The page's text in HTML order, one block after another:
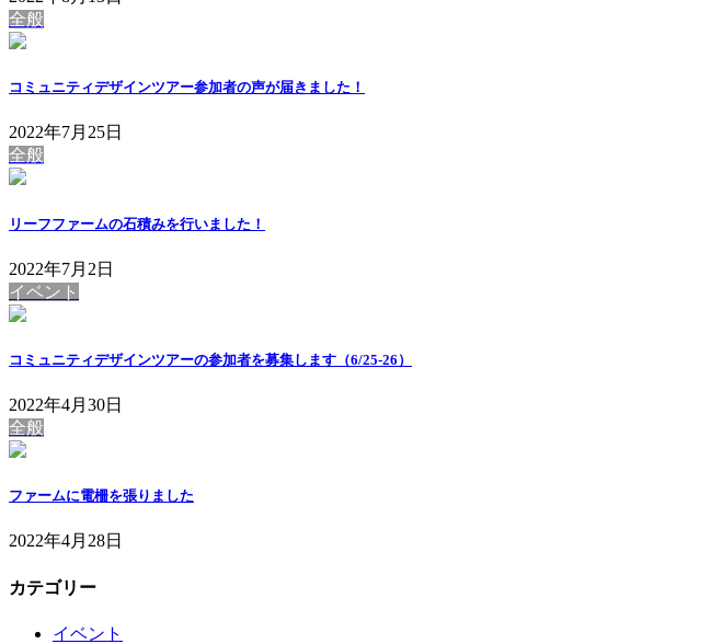
全般
コミュニティデザインツアー参加者の声が届きました！
2022年7月25日
全般
リーフファームの石積みを行いました！
2022年7月2日
イベント
コミュニティデザインツアーの参加者を募集します（6/25-26）
2022年4月30日
全般
ファームに電柵を張りました
2022年4月28日
カテゴリー
イベント